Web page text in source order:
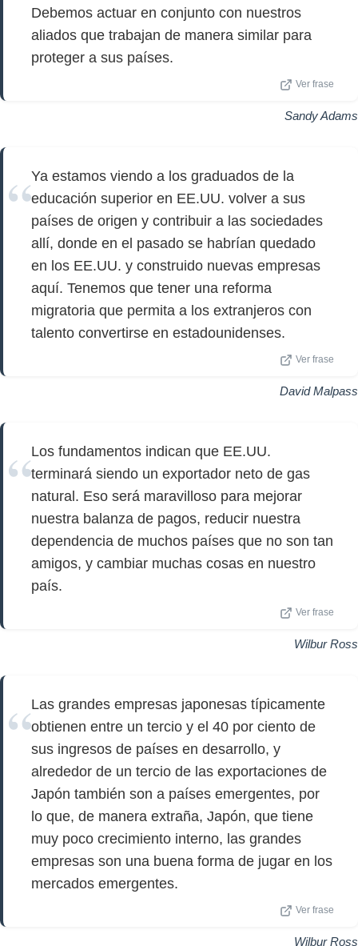
Debemos actuar en conjunto con nuestros
aliados que trabajan de manera similar para
proteger a sus países.
Ver frase
Sandy Adams
Ya estamos viendo a los graduados de la
educación superior en EE.UU. volver a sus
países de origen y contribuir a las sociedades
allí, donde en el pasado se habrían quedado
en los EE.UU. y construido nuevas empresas
aquí. Tenemos que tener una reforma
migratoria que permita a los extranjeros con
talento convertirse en estadounidenses.
Ver frase
David Malpass
Los fundamentos indican que EE.UU.
terminará siendo un exportador neto de gas
natural. Eso será maravilloso para mejorar
nuestra balanza de pagos, reducir nuestra
dependencia de muchos países que no son tan
amigos, y cambiar muchas cosas en nuestro
país.
Ver frase
Wilbur Ross
Las grandes empresas japonesas típicamente
obtienen entre un tercio y el 40 por ciento de
sus ingresos de países en desarrollo, y
alrededor de un tercio de las exportaciones de
Japón también son a países emergentes, por
lo que, de manera extraña, Japón, que tiene
muy poco crecimiento interno, las grandes
empresas son una buena forma de jugar en los
mercados emergentes.
Ver frase
Wilbur Ross